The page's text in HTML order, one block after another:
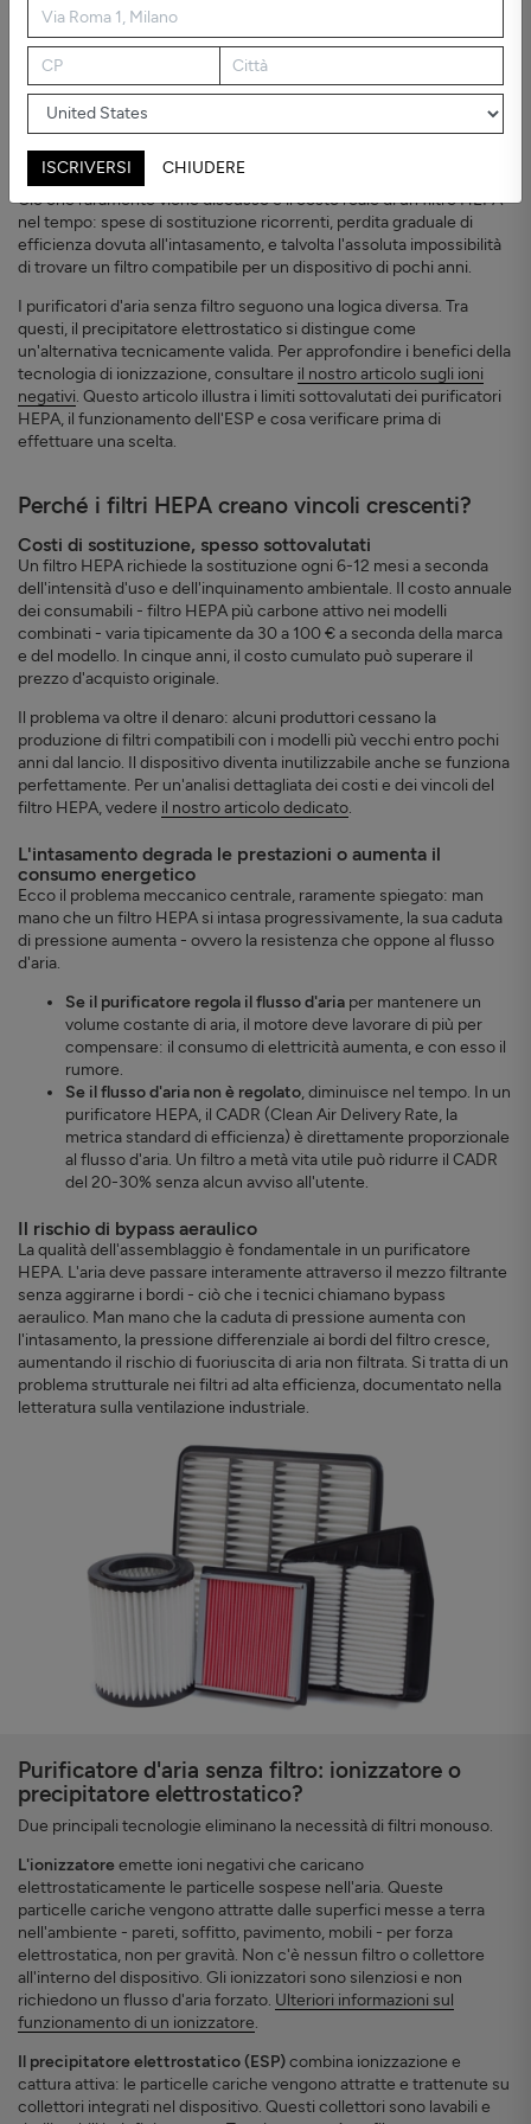
Le linee guida globali sulla qualità dell'aria dell'OMS del 2021 fissano
un obiettivo annuale per le PM2.5 di 15 µg/m³ - una soglia
regolarmente superata negli ambienti interni di tutto il mondo. I
purificatori con filtro HEPA sono diventati la risposta predefinita.
Ciò che raramente viene discusso è il costo reale di un filtro HEPA
nel tempo: spese di sostituzione ricorrenti, perdita graduale di
efficienza dovuta all'intasamento, e talvolta l'assoluta impossibilità
di trovare un filtro compatibile per un dispositivo di pochi anni.
I purificatori d'aria senza filtro seguono una logica diversa. Tra
questi, il precipitatore elettrostatico si distingue come
un'alternativa tecnicamente valida. Per approfondire i benefici della
tecnologia di ionizzazione, consultare il nostro articolo sugli ioni
negativi. Questo articolo illustra i limiti sottovalutati dei purificatori
HEPA, il funzionamento dell'ESP e cosa verificare prima di
effettuare una scelta.
Perché i filtri HEPA creano vincoli crescenti?
Costi di sostituzione, spesso sottovalutati
Un filtro HEPA richiede la sostituzione ogni 6-12 mesi a seconda
dell'intensità d'uso e dell'inquinamento ambientale. Il costo annuale
dei consumabili - filtro HEPA più carbone attivo nei modelli
combinati - varia tipicamente da 30 a 100 € a seconda della marca
e del modello. In cinque anni, il costo cumulato può superare il
prezzo d'acquisto originale.
Il problema va oltre il denaro: alcuni produttori cessano la
produzione di filtri compatibili con i modelli più vecchi entro pochi
anni dal lancio. Il dispositivo diventa inutilizzabile anche se funziona
perfettamente. Per un'analisi dettagliata dei costi e dei vincoli del
filtro HEPA, vedere il nostro articolo dedicato.
L'intasamento degrada le prestazioni o aumenta il
consumo energetico
Ecco il problema meccanico centrale, raramente spiegato: man
mano che un filtro HEPA si intasa progressivamente, la sua caduta
di pressione aumenta - ovvero la resistenza che oppone al flusso
d'aria.
Se il purificatore regola il flusso d'aria per mantenere un
volume costante di aria, il motore deve lavorare di più per
compensare: il consumo di elettricità aumenta, e con esso il
rumore.
Se il flusso d'aria non è regolato, diminuisce nel tempo. In un
purificatore HEPA, il CADR (Clean Air Delivery Rate, la
metrica standard di efficienza) è direttamente proporzionale
al flusso d'aria. Un filtro a metà vita utile può ridurre il CADR
del 20-30% senza alcun avviso all'utente.
Il rischio di bypass aeraulico
La qualità dell'assemblaggio è fondamentale in un purificatore
HEPA. L'aria deve passare interamente attraverso il mezzo filtrante
senza aggirarne i bordi - ciò che i tecnici chiamano bypass
aeraulico. Man mano che la caduta di pressione aumenta con
l'intasamento, la pressione differenziale ai bordi del filtro cresce,
aumentando il rischio di fuoriuscita di aria non filtrata. Si tratta di un
problema strutturale nei filtri ad alta efficienza, documentato nella
letteratura sulla ventilazione industriale.
Purificatore d'aria senza filtro: ionizzatore o
precipitatore elettrostatico?
Due principali tecnologie eliminano la necessità di filtri monouso.
L'ionizzatoreemette ioni negativi che caricano
elettrostaticamente le particelle sospese nell'aria. Queste
particelle cariche vengono attratte dalle superfici messe a terra
nell'ambiente - pareti, soffitto, pavimento, mobili - per forza
elettrostatica, non per gravità. Non c'è nessun filtro o collettore
all'interno del dispositivo. Gli ionizzatori sono silenziosi e non
richiedono un flusso d'aria forzato. Ulteriori informazioni sul
funzionamento di un ionizzatore.
Il precipitatore elettrostatico (ESP)combina ionizzazione e
cattura attiva: le particelle cariche vengono attratte e trattenute su
collettori integrati nel dispositivo. Questi collettori sono lavabili e
ISCRIVERSI CHIUDERE